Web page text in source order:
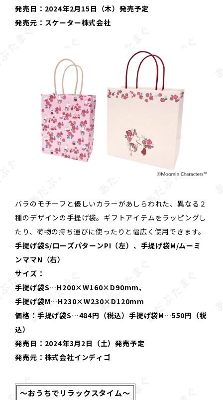
発売日：2024年2月15日（木）発売予定
発売元：スケーター株式会社
バラのモチーフと優しいカラーがあしらわれた、異なる２
種のデザインの手提げ袋。ギフトアイテムをラッピングし
たり、荷物の持ち運びに使ったりと幅広く使用できます。
手提げ袋S/ローズパターンPI（左）、手提げ袋M/ムーミ
ンママN（右）
サイズ：
手提げ袋S…H200×W160×D90mm、
手提げ袋M…H230×W230×D120mm
価格：手提げ袋S…484円（税込）手提げ袋M…550円（税
込）
発売日：2024年3月2日（土）発売予定
発売元：株式会社インディゴ
～おうちでリラックスタイム～